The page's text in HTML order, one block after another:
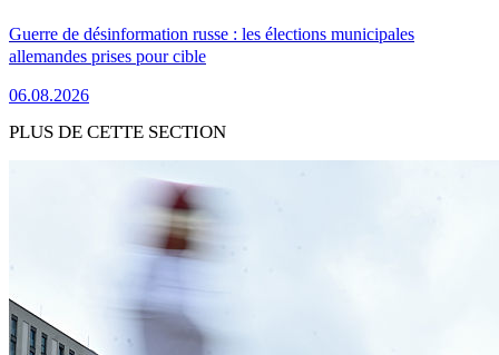
Guerre de désinformation russe : les élections municipales
allemandes prises pour cible
06.08.2026
PLUS DE CETTE SECTION